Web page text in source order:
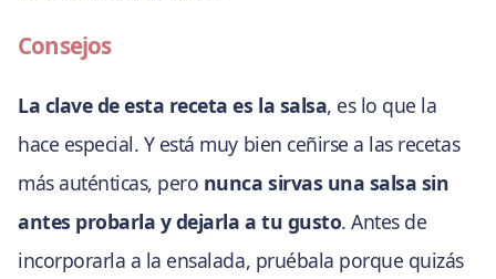
Consejos
La clave de esta receta es la salsa, es lo que la
hace especial. Y está muy bien ceñirse a las recetas
más auténticas, pero nunca sirvas una salsa sin
antes probarla y dejarla a tu gusto. Antes de
incorporarla a la ensalada, pruébala porque quizás